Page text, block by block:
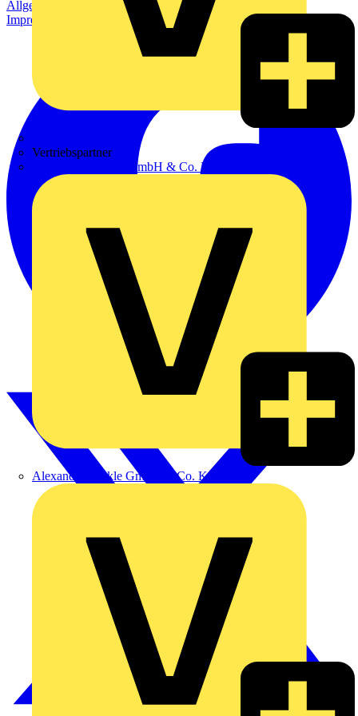
Vertriebspartner
Adalbert Zajadacz GmbH & Co. KG
Alexander Bürkle GmbH & Co. KG
Allgemeine Geschäftsbedingungen
Datenschutzerklärung
Impressum